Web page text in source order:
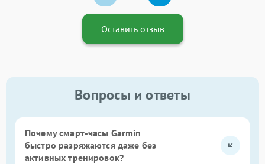
Оставить отзыв
Вопросы и ответы
Почему смарт-часы Garmin
быстро разряжаются даже без
активных тренировок?